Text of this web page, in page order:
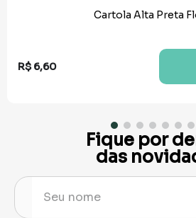
Cartola Alta Preta
R$ 6,60
Fique por
das